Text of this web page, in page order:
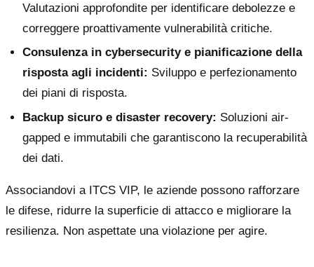
Valutazioni approfondite per identificare debolezze e
correggere proattivamente vulnerabilità critiche.
Consulenza in cybersecurity e pianificazione della
risposta agli incidenti: Sviluppo e perfezionamento
dei piani di risposta.
Backup sicuro e disaster recovery: Soluzioni air-
gapped e immutabili che garantiscono la recuperabilità
dei dati.
Associandovi a ITCS VIP, le aziende possono rafforzare
le difese, ridurre la superficie di attacco e migliorare la
resilienza. Non aspettate una violazione per agire.